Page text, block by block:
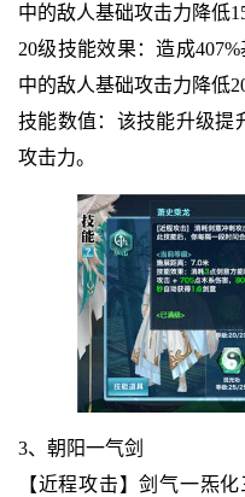
中的敌人基础攻击力降低
20级技能效果：造成
中的敌人基础攻击力降低
技能数值：该技能升级提
攻击力。
3、朝阳一气剑
【近程攻击】剑气一炁